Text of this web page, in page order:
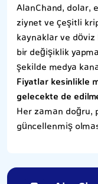
AlanChand, dolar,
ziynet ve çeşitli
kaynaklar ve
bir değişiklik
şekilde medya
Fiyatlar kesinlikle
gelecekte de
Her zaman doğru,
güncellenmiş